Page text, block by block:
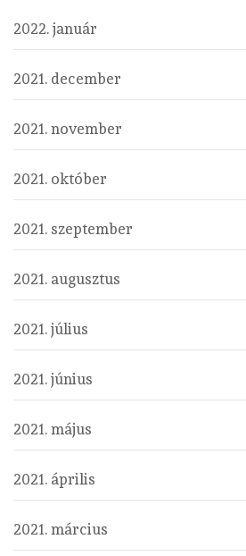
2022. január
2021. december
2021. november
2021. október
2021. szeptember
2021. augusztus
2021. július
2021. június
2021. május
2021. április
2021. március